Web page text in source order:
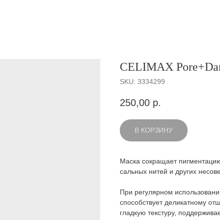
CELIMAX
SKU: 3334299
250,00 р.
В КОРЗИНУ
Маска сокращает
сальных нитей и других
При регулярном
способствует деликатному
гладкую текстуру,